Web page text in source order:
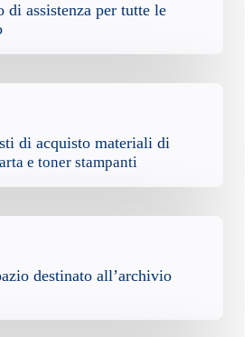
assistenza per tutte le
di acquisto materiali di
e toner stampanti
destinato all’archivio